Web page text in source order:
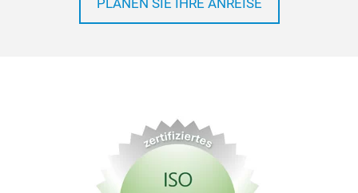
PLANEN SIE IHRE ANREISE